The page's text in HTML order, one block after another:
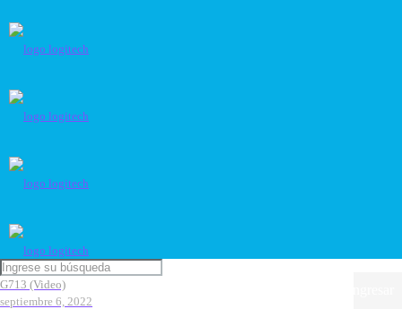
G713 (Video)
septiembre 6, 2022